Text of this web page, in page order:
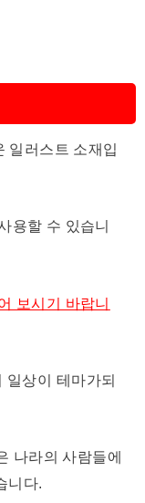
일러스트 소재입
용할 수 있습니
보시기 바랍니
일상이 테마가되
나라의 사람들에
니다.